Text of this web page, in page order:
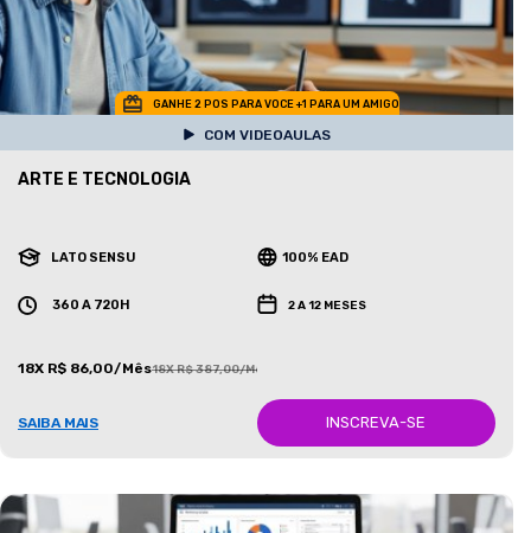
GANHE 2 POS PARA VOCE +1 PARA UM AMIGO
COM VIDEOAULAS
ARTE E TECNOLOGIA
LATO SENSU 100% EAD
360 A 720H 2 A 12 MESES
18X R$ 86,00/Mês18X R$ 387,00/Mês
SAIBA MAIS INSCREVA-SE